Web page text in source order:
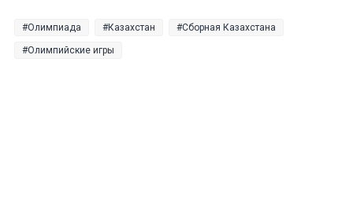
Олимпиада Казахстан Сборная Казахстана
Олимпийские игры